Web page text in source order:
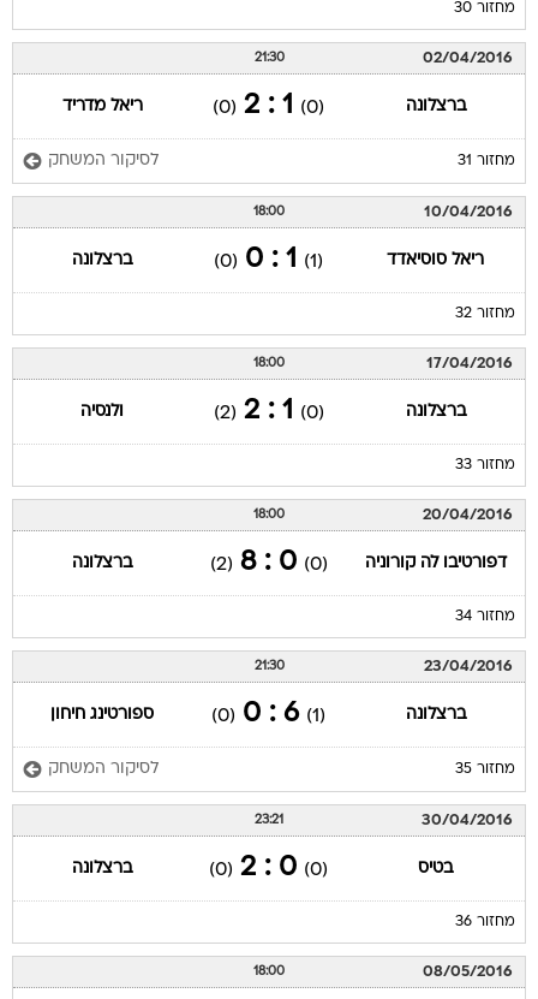
מחזור 30
02/04/2016
21:30
ברצלונה (0)
1 : 2
(0) ריאל מדריד
מחזור 31 לסיקור המשחק
10/04/2016
18:00
ריאל סוסיאדד (1)
1 : 0
(0) ברצלונה
מחזור 32
17/04/2016
18:00
ברצלונה (0)
1 : 2
(2) ולנסיה
מחזור 33
20/04/2016
18:00
דפורטיבו לה קורוניה (0)
0 : 8
(2) ברצלונה
מחזור 34
23/04/2016
21:30
ברצלונה (1)
6 : 0
(0) ספורטינג חיחון
מחזור 35 לסיקור המשחק
30/04/2016
23:21
בטיס (0)
0 : 2
(0) ברצלונה
מחזור 36
08/05/2016
18:00